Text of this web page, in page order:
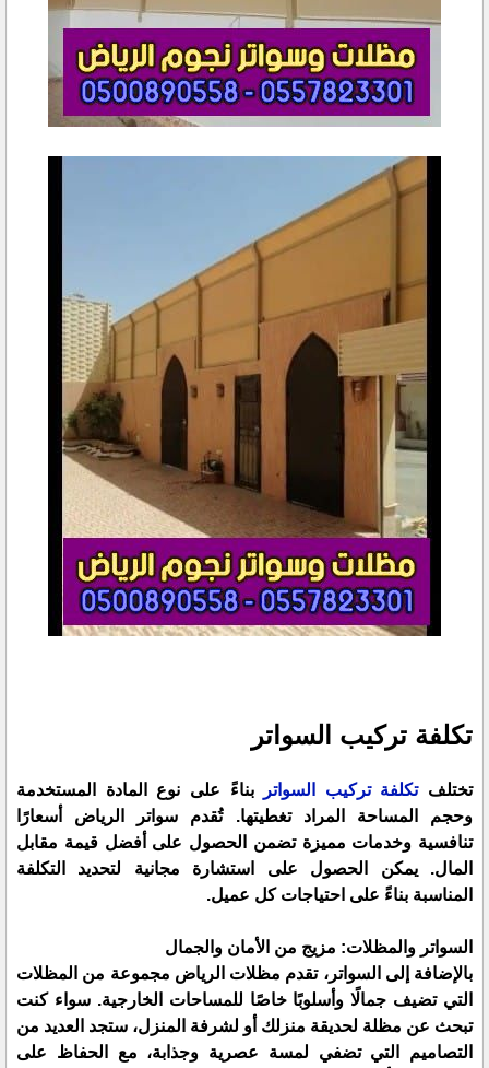
تكلفة تركيب السواتر
تختلف تكلفة تركيب السواتر
بناءً على نوع المادة المستخدمة
وحجم المساحة المراد تغطيتها. تُقدم سواتر الرياض أسعارًا
تنافسية وخدمات مميزة تضمن الحصول على أفضل قيمة مقابل
المال. يمكن الحصول على استشارة مجانية لتحديد التكلفة
المناسبة بناءً على احتياجات كل عميل.
السواتر والمظلات: مزيج من الأمان والجمال
بالإضافة إلى السواتر، تقدم مظلات الرياض مجموعة من المظلات
التي تضيف جمالًا وأسلوبًا خاصًا للمساحات الخارجية. سواء كنت
تبحث عن مظلة لحديقة منزلك أو لشرفة المنزل، ستجد العديد من
التصاميم التي تضفي لمسة عصرية وجذابة، مع الحفاظ على